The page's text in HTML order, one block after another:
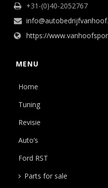
+31-(0)40-2052767
https://
MENU
Home
Tuning
Revisie
Auto’s
Ford RST
Parts for sale